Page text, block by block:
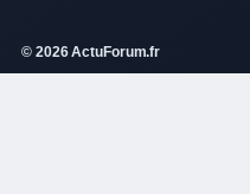
© 2026 ActuForum.fr